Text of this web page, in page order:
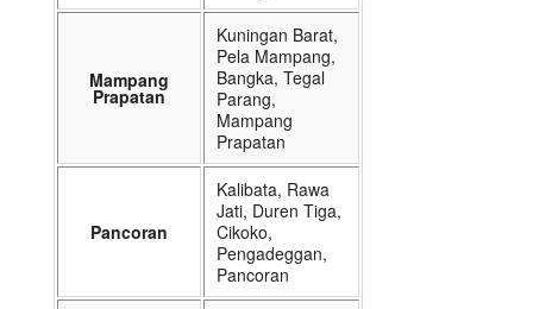
Mampang
Prapatan
Kuningan Barat,
Pela Mampang,
Bangka, Tegal
Parang,
Mampang
Prapatan
Pancoran
Kalibata, Rawa
Jati, Duren Tiga,
Cikoko,
Pengadeggan,
Pancoran